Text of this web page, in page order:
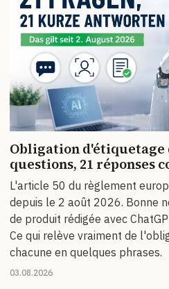
Obligation d'étiquetage
questions, 21 réponses
L'article 50 du règlement
depuis le 2 août 2026. Bonne
de produit rédigée avec
Ce qui relève vraiment de
chacune en quelques phrases.
03.08.2026